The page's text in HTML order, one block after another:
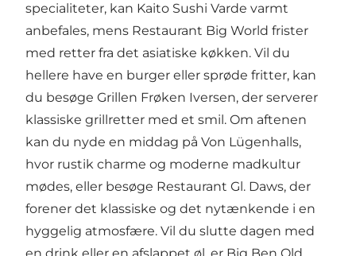
specialiteter, kan Kaito Sushi Varde varmt
anbefales, mens Restaurant Big World frister
med retter fra det asiatiske køkken. Vil du
hellere have en burger eller sprøde fritter, kan
du besøge Grillen Frøken Iversen, der serverer
klassiske grillretter med et smil. Om aftenen
kan du nyde en middag på Von Lügenhalls,
hvor rustik charme og moderne madkultur
mødes, eller besøge Restaurant Gl. Daws, der
forener det klassiske og det nytænkende i en
hyggelig atmosfære. Vil du slutte dagen med